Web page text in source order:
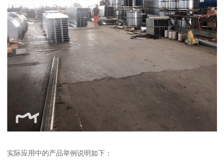
实际应用中的产品举例说明如下：